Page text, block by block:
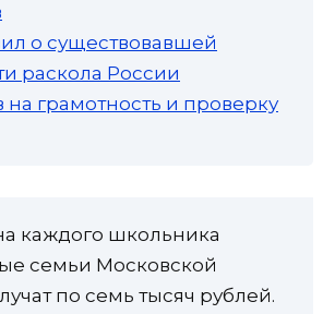
о существовавшей
раскола России
на грамотность и проверку
каждого школьника
семьи Московской
по семь тысяч рублей.